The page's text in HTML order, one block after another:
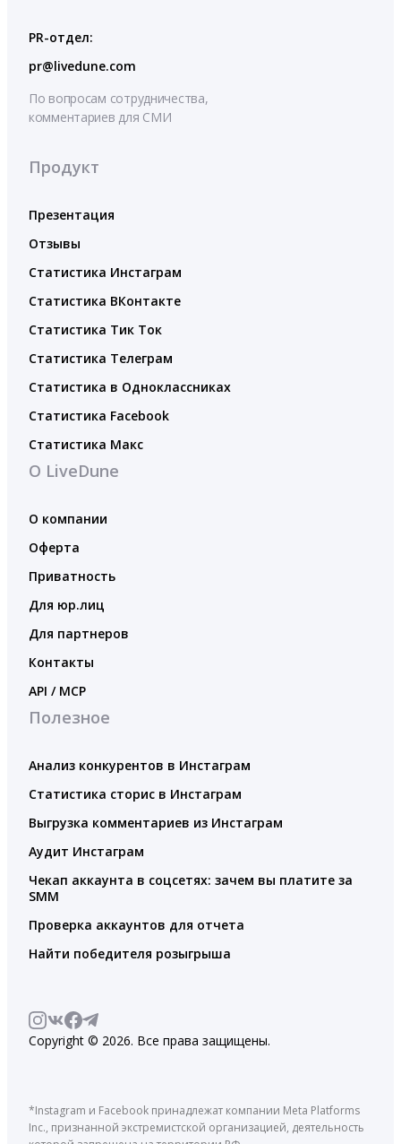
PR-отдел:
pr@livedune.com
По вопросам сотрудничества,
комментариев для СМИ
Продукт
Презентация
Отзывы
Статистика Инстаграм
Статистика ВКонтакте
Статистика Тик Ток
Статистика Телеграм
Статистика в Одноклассниках
Статистика Facebook
Статистика Макс
О LiveDune
О компании
Оферта
Приватность
Для юр.лиц
Для партнеров
Контакты
API / MCP
Полезное
Анализ конкурентов в Инстаграм
Статистика сторис в Инстаграм
Выгрузка комментариев из Инстаграм
Аудит Инстаграм
Чекап аккаунта в соцсетях: зачем вы платите за
SMM
Проверка аккаунтов для отчета
Найти победителя розыгрыша
Copyright © 2026. Все права защищены.
*Instagram и Facebook принадлежат компании Meta Platforms
Inc., признанной экстремистской организацией, деятельность